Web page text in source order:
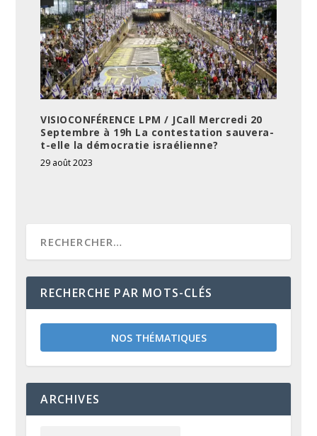
VISIOCONFÉRENCE LPM / JCall Mercredi 20
Septembre à 19h La contestation sauvera-
t-elle la démocratie israélienne?
29 août 2023
RECHERCHE PAR MOTS-CLÉS
NOS THÉMATIQUES
ARCHIVES